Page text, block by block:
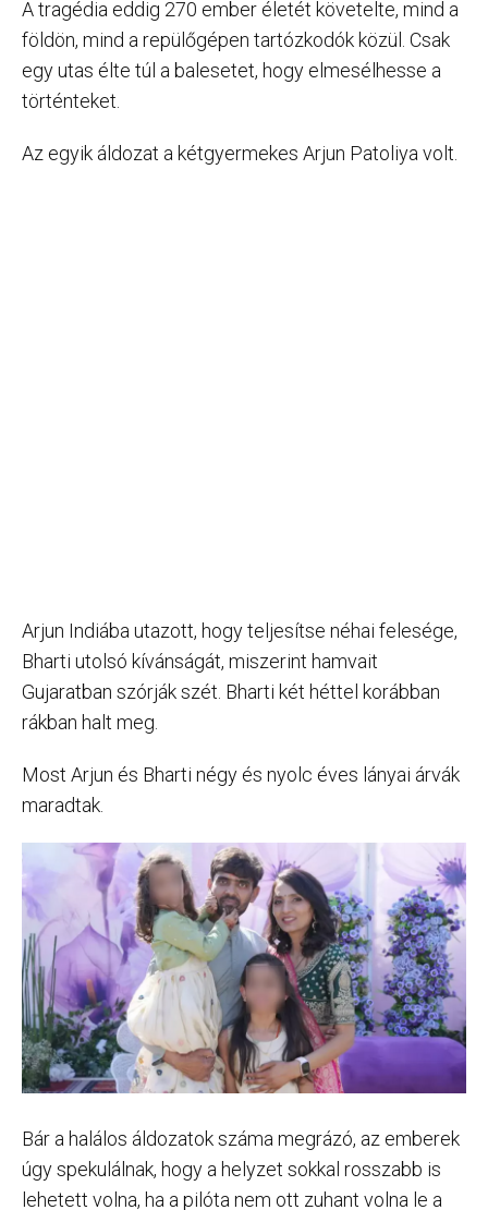
A tragédia eddig 270 ember életét követelte, mind a
földön, mind a repülőgépen tartózkodók közül. Csak
egy utas élte túl a balesetet, hogy elmesélhesse a
történteket.
Az egyik áldozat a kétgyermekes Arjun Patoliya volt.
Arjun Indiába utazott, hogy teljesítse néhai felesége,
Bharti utolsó kívánságát, miszerint hamvait
Gujaratban szórják szét. Bharti két héttel korábban
rákban halt meg.
Most Arjun és Bharti négy és nyolc éves lányai árvák
maradtak.
Bár a halálos áldozatok száma megrázó, az emberek
úgy spekulálnak, hogy a helyzet sokkal rosszabb is
lehetett volna, ha a pilóta nem ott zuhant volna le a